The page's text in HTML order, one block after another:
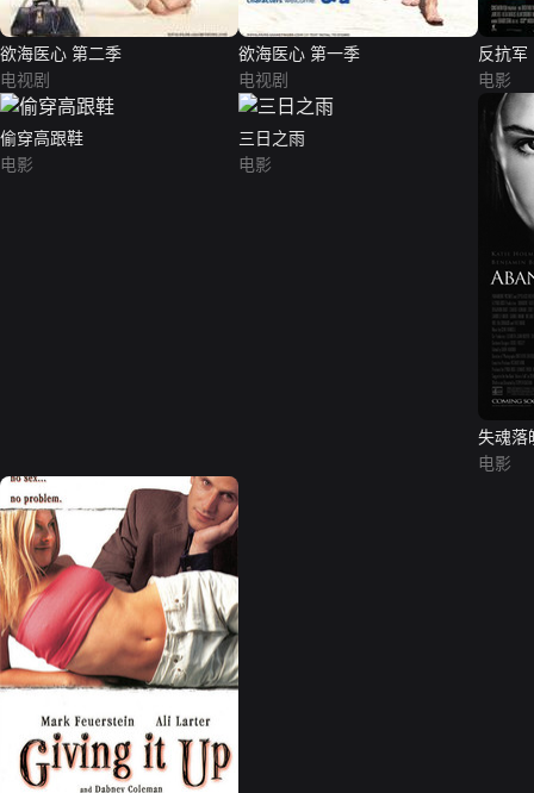
欲海医心 第二季
电视剧
欲海医心 第一季
电视剧
反抗军
电影
偷穿高跟鞋
电影
三日之雨
电影
失魂落
电影